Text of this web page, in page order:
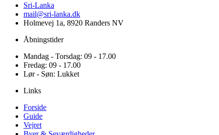
Sri-Lanka
mail@sri-lanka.dk
Holmevej 1a, 8920 Randers NV
Åbningstider
Mandag - Torsdag: 09 - 17.00
Fredag: 09 - 17.00
Lør - Søn: Lukket
Links
Forside
Guide
Vejret